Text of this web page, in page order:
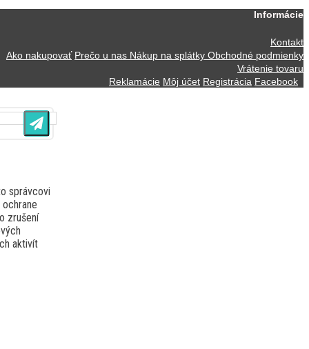
Informácie
Kontakt
Ako nakupovať Prečo u nas Nákup na splátky Obchodné podmienky
Vrátenie tovaru
Reklamácie Môj účet Registrácia Facebook
správcovi
zrušení
aktivít